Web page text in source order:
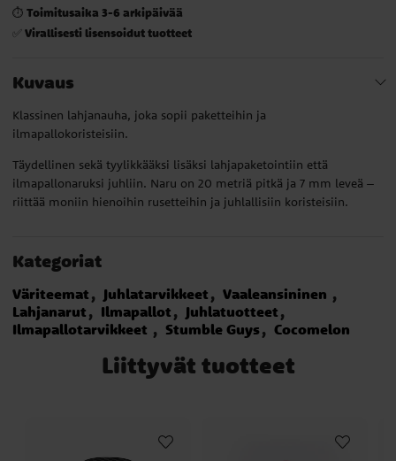
⏱️ Toimitusaika 3-6 arkipäivää
✅ Virallisesti lisensoidut tuotteet
Kuvaus
Klassinen lahjanauha, joka sopii paketteihin ja
ilmapallokoristeisiin.
Täydellinen sekä tyylikkääksi lisäksi lahjapaketointiin että
ilmapallonaruksi juhliin. Naru on 20 metriä pitkä ja 7 mm leveä –
riittää moniin hienoihin rusetteihin ja juhlallisiin koristeisiin.
Kategoriat
Väriteemat Juhlatarvikkeet
Vaaleansininen
Lahjanarut
Ilmapallot
Juhlatuotteet
Ilmapallotarvikkeet
Stumble Guys Cocomelon
Liittyvät tuotteet